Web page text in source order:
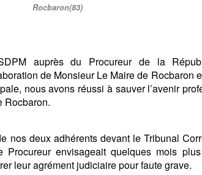
Rocbaron(83)
auprès du Procureur de la
de Monsieur Le Maire de Rocbaron
nous avons réussi à sauver l’avenir
Rocbaron.
nos deux adhérents devant le Tribunal
Procureur envisageait quelques mois
leur agrément judiciaire pour faute grave.